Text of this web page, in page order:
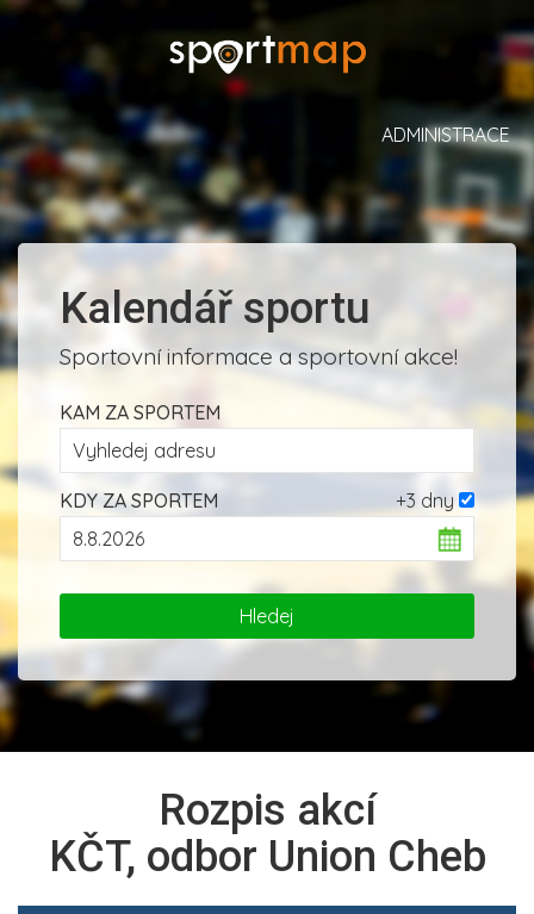
ADMINISTRACE
Kalendář sportu
Sportovní informace a sportovní akce!
KAM ZA SPORTEM
+3 dny
KDY ZA SPORTEM
Rozpis akcí
KČT, odbor Union Cheb